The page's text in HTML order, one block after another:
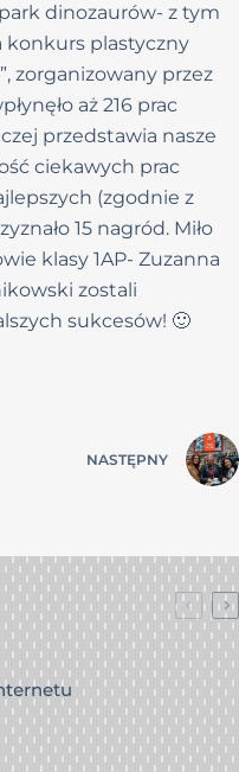
dinozaurów- z tym
konkurs plastyczny
zorganizowany przez
aż 216 prac
przedstawia nasze
ciekawych prac
(zgodnie z
15 nagród. Miło
klasy 1AP- Zuzanna
zostali
sukcesów! 🙂
NASTĘPNY